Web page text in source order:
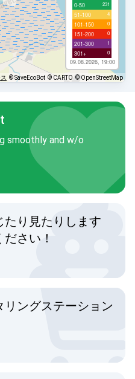
0-50 231
51-100 4
101-150 0
151-200 0
201-300 1
301+ 0
09.08.2026, 19:00
© SaveEcoBot © CARTO © OpenStreetMap
smoothly and w/o
り見たりします
さい！
ングステーション